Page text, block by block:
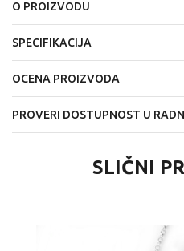
O PROIZVODU
SPECIFIKACIJA
OCENA PROIZVODA
PROVERI DOSTUPNOST U
SLIČNI